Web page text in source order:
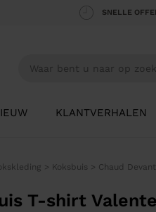
SNELLE
KLANTVERHALEN
> Koksbuis > Chaud
T-shirt